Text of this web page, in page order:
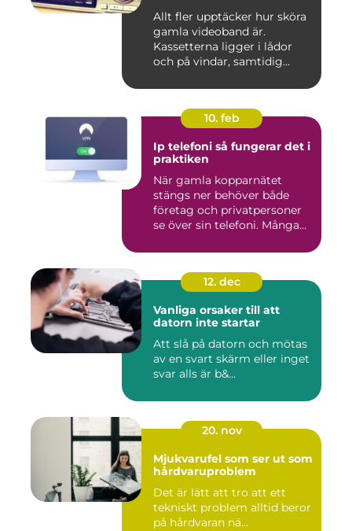
Allt fler upptäcker hur sköra
gamla videoband är.
Kassetterna ligger i lådor
och på vindar, samtidig...
10. feb
Ip telefoni så fungerar det i
praktiken
När gamla kopparnätet
stängs ner behöver både
företag och privatpersoner
se över sin telefoni. Många...
12. dec
Vanliga orsaker till att
datorn inte startar
Att slå på datorn och mötas
av en svart skärm eller inget
svar alls är b&...
20. nov
Mjukvarufel som ser ut som
hårdvaruproblem
Det är lätt att tro att ett
tekniskt problem alltid beror
på hårdvaran nä...